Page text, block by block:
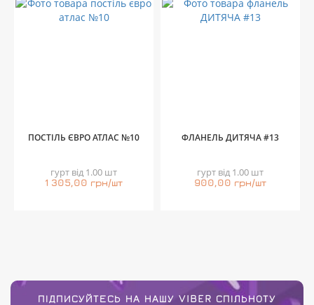
ПОСТІЛЬ ЄВРО АТЛАС №10
гурт від 1.00 шт
1 305,00 грн/шт
ФЛАНЕЛЬ ДИТЯЧА #13
гурт від 1.00 шт
900,00 грн/шт
ПІДПИСУЙТЕСЬ НА НАШУ VIBER СПІЛЬНОТУ